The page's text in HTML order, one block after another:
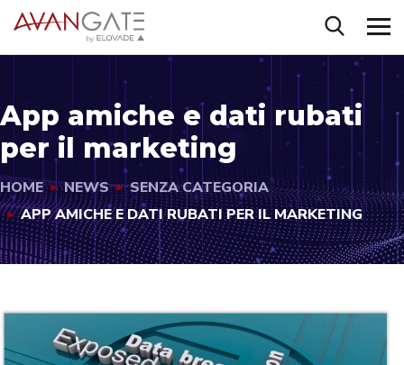
App amiche e dati rubati
per il marketing
HOME NEWS
SENZA CATEGORIA
APP AMICHE E DATI RUBATI PER IL MARKETING